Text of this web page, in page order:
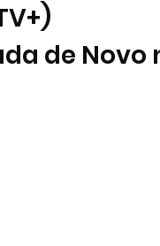
de